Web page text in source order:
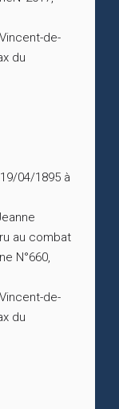
de-
du
04/1895 à
au combat
N°660,
de-
du